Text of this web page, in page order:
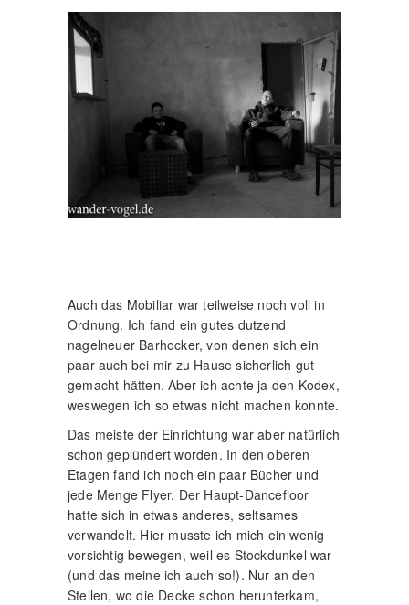
Auch das Mobiliar war teilweise noch voll in
Ordnung. Ich fand ein gutes dutzend
nagelneuer Barhocker, von denen sich ein
paar auch bei mir zu Hause sicherlich gut
gemacht hätten. Aber ich achte ja den Kodex,
weswegen ich so etwas nicht machen konnte.
Das meiste der Einrichtung war aber natürlich
schon geplündert worden. In den oberen
Etagen fand ich noch ein paar Bücher und
jede Menge Flyer. Der Haupt-Dancefloor
hatte sich in etwas anderes, seltsames
verwandelt. Hier musste ich mich ein wenig
vorsichtig bewegen, weil es Stockdunkel war
(und das meine ich auch so!). Nur an den
Stellen, wo die Decke schon herunterkam,